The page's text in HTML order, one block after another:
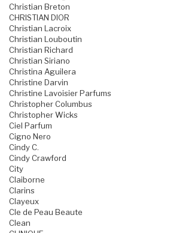
Christian Breton
CHRISTIAN DIOR
Christian Lacroix
Christian Louboutin
Christian Richard
Christian Siriano
Christina Aguilera
Christine Darvin
Christine Lavoisier Parfums
Christopher Columbus
Christopher Wicks
Ciel Parfum
Cigno Nero
Cindy C.
Cindy Crawford
City
Claiborne
Clarins
Clayeux
Cle de Peau Beaute
Clean